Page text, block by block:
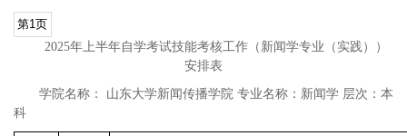
2025年上半年自学考试技能考核工作（新闻学专业（实践））
安排表
学院名称： 山东大学新闻传播学院 专业名称：新闻学 层次：本
科